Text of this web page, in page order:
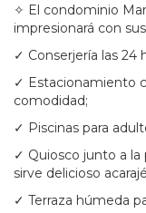
✧ El condominio
impresionará con
✓ Conserjería las 24
✓ Estacionamiento
comodidad;
✓ Piscinas para
✓ Quiosco junto a la
sirve delicioso
✓ Terraza húmeda